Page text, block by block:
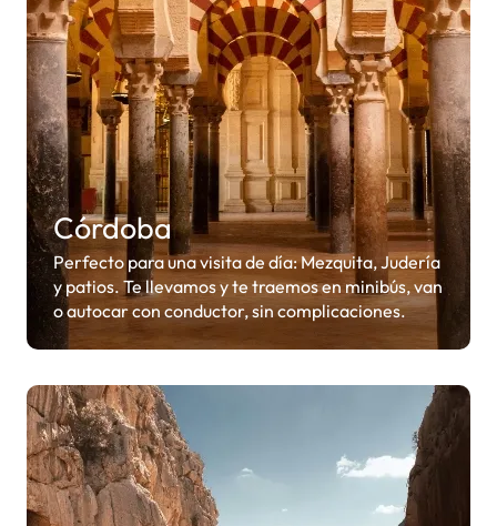
Córdoba
Perfecto para una visita de día: Mezquita, Judería
y patios. Te llevamos y te traemos en minibús, van
o autocar con conductor, sin complicaciones.